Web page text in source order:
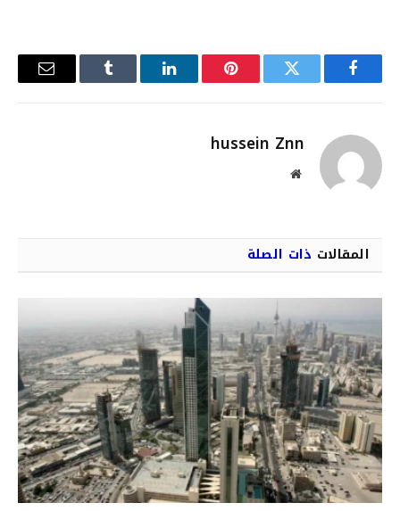
فيسبوك تويتر بينتيريستلينكدإن Tumblr
البريد
hussein Znn
موقع
المقالات ذات الصلة